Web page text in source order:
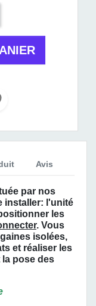
Avis
par nos
installer: l'unité
les
. Vous
isolées,
et réaliser les
pose des